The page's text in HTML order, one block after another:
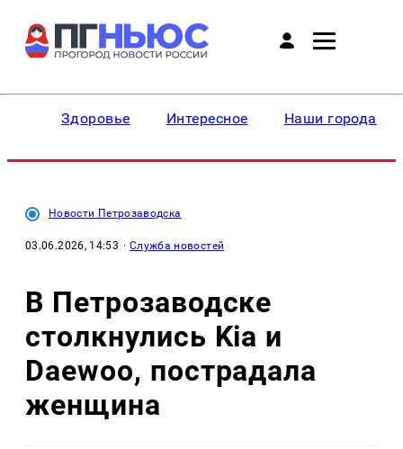
Здоровье Интересное Наши города
Новости Петрозаводска
03.06.2026, 14:53 · Служба новостей
В Петрозаводске
столкнулись Kia и
Daewoo, пострадала
женщина